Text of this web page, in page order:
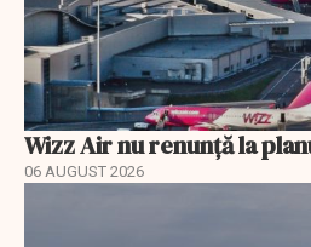
Wizz Air nu renunță la
06 AUGUST 2026